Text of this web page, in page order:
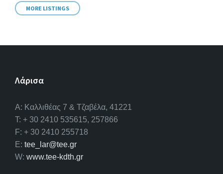
MORE LISTINGS
Λάρισα
A: Καλλιθέας 7 & Τζαβέλα, 41221
T: + 30 2410 535615, 257866
F: + 30 2410 255718
E: tee_lar@tee.gr
W: www.tee-kdth.gr